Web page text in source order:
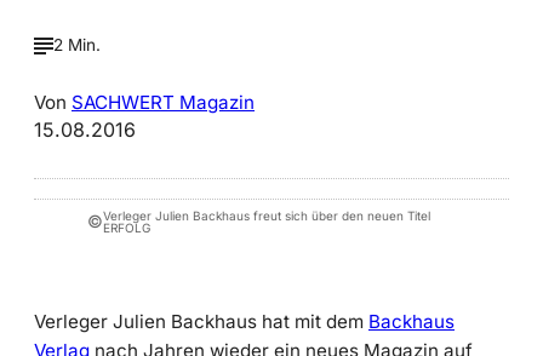
2 Min.
Von SACHWERT Magazin
15.08.2016
©Verleger Julien Backhaus freut sich über den neuen Titel
ERFOLG
Verleger Julien Backhaus hat mit dem Backhaus
Verlag nach Jahren wieder ein neues Magazin auf